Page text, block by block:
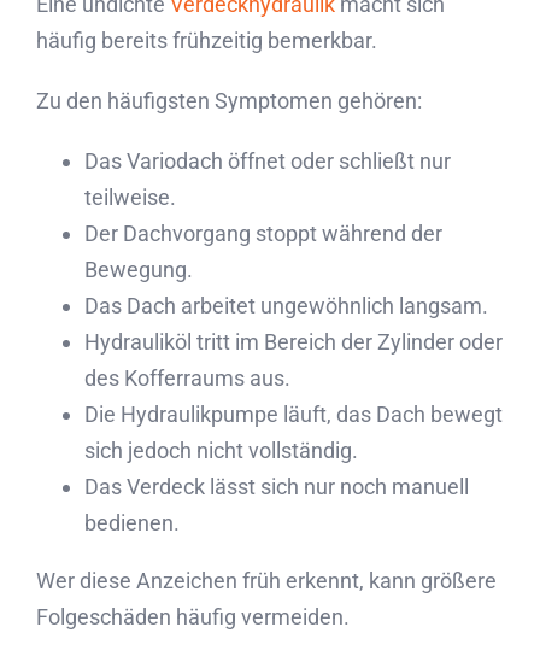
häufig bereits frühzeitig bemerkbar.
Zu den häufigsten Symptomen gehören:
Das Variodach öffnet oder schließt nur
teilweise.
Der Dachvorgang stoppt während der
Bewegung.
Das Dach arbeitet ungewöhnlich langsam.
Hydrauliköl tritt im Bereich der Zylinder oder
des Kofferraums aus.
Die Hydraulikpumpe läuft, das Dach bewegt
sich jedoch nicht vollständig.
Das Verdeck lässt sich nur noch manuell
bedienen.
Wer diese Anzeichen früh erkennt, kann größere
Folgeschäden häufig vermeiden.